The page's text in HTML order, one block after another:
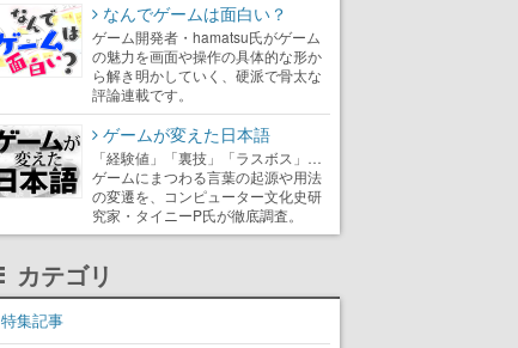
なんでゲームは面白い？
ゲーム開発者・hamatsu氏がゲーム
の魅力を画面や操作の具体的な形か
ら解き明かしていく、硬派で骨太な
評論連載です。
ゲームが変えた日本語
「経験値」「裏技」「ラスボス」…
ゲームにまつわる言葉の起源や用法
の変遷を、コンピューター文化史研
究家・タイニーP氏が徹底調査。
カテゴリ
特集記事